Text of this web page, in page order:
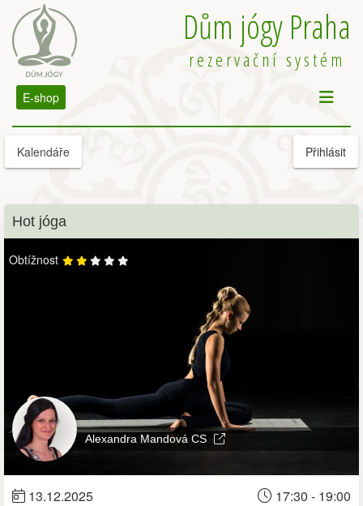
Dům jógy Praha
rezervační systém
E-shop
Kalendáře Přihlásit
Hot jóga
Obtížnost
Alexandra Mandová CS
13.12.2025 17:30 - 19:00